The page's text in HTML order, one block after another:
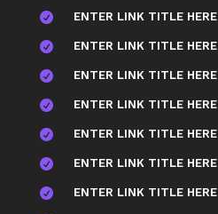
 ENTER LINK TITLE HERE
 ENTER LINK TITLE HERE
 ENTER LINK TITLE HERE
 ENTER LINK TITLE HERE
 ENTER LINK TITLE HERE
 ENTER LINK TITLE HERE
 ENTER LINK TITLE HERE